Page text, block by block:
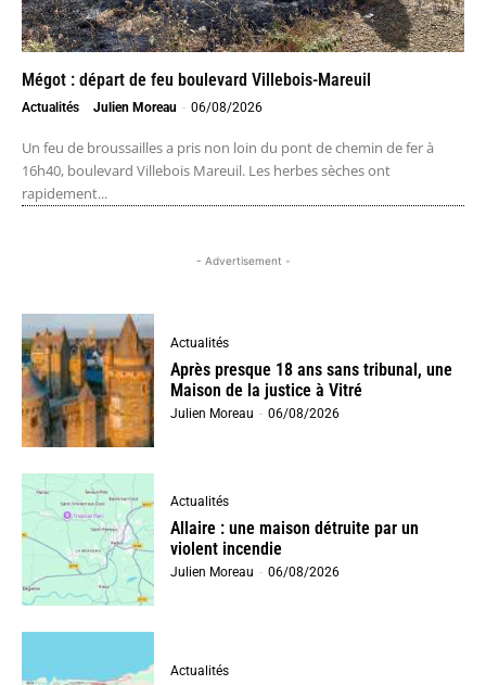
Mégot : départ de feu boulevard Villebois-Mareuil
Actualités Julien Moreau - 06/08/2026
Un feu de broussailles a pris non loin du pont de chemin de fer à
16h40, boulevard Villebois Mareuil. Les herbes sèches ont
rapidement...
- Advertisement -
Actualités
Après presque 18 ans sans tribunal, une
Maison de la justice à Vitré
Julien Moreau - 06/08/2026
Actualités
Allaire : une maison détruite par un
violent incendie
Julien Moreau - 06/08/2026
Actualités